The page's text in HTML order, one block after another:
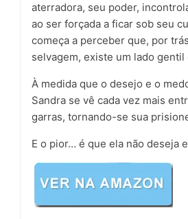
aterradora, seu poder,
ao ser forçada a ficar sob seu
começa a perceber que, por
selvagem, existe um lado gentil
À medida que o desejo e o
Sandra se vê cada vez mais
garras, tornando-se sua
E o pior… é que ela não deseja